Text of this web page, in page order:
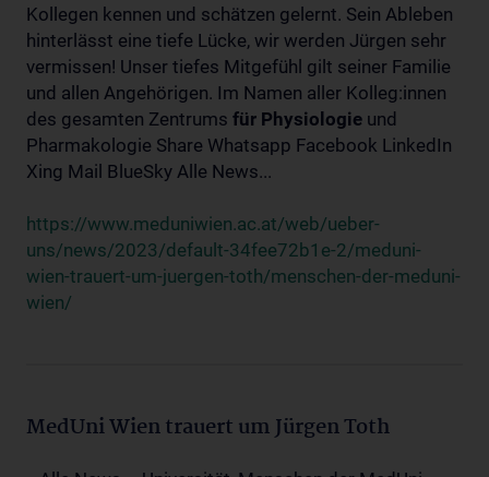
Kollegen kennen und schätzen gelernt. Sein Ableben
hinterlässt eine tiefe Lücke, wir werden Jürgen sehr
vermissen! Unser tiefes Mitgefühl gilt seiner Familie
und allen Angehörigen. Im Namen aller Kolleg:innen
des gesamten Zentrums für Physiologie und
Pharmakologie Share Whatsapp Facebook LinkedIn
Xing Mail BlueSky Alle News...
https://www.meduniwien.ac.at/web/ueber-
uns/news/2023/default-34fee72b1e-2/meduni-
wien-trauert-um-juergen-toth/menschen-der-meduni-
wien/
MedUni Wien trauert um Jürgen Toth